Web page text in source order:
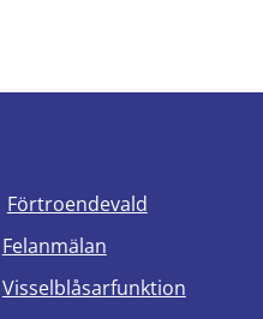
Förtroendevald
Felanmälan
Visselblåsarfunktion